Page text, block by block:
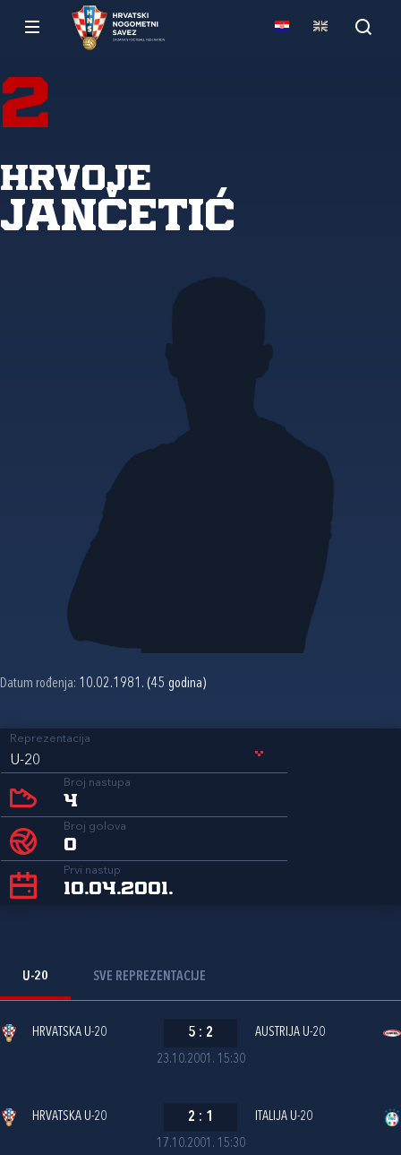
2
Hrvoje
Jančetić
Datum rođenja: 10.02.1981. (45 godina)
Reprezentacija
U-20
Broj nastupa
4
Broj golova
0
Prvi nastup
10.04.2001.
U-20 SVE REPREZENTACIJE
23.10.2001. 15:30
HRVATSKA U-20 5 : 2 AUSTRIJA U-20
17.10.2001. 15:30
HRVATSKA U-20 2 : 1 ITALIJA U-20